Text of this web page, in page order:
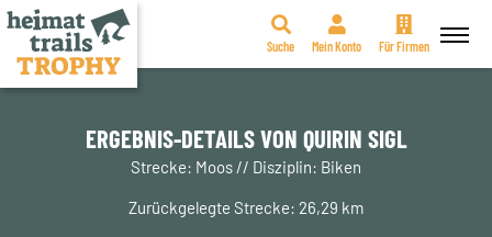
Zum
Suche Mein Konto Für Firmen
ERGEBNIS-DETAILS VON QUIRIN SIGL
Strecke: Moos // Disziplin: Biken
Zurückgelegte Strecke: 26,29 km